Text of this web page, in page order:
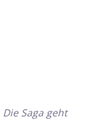
Die Saga geht